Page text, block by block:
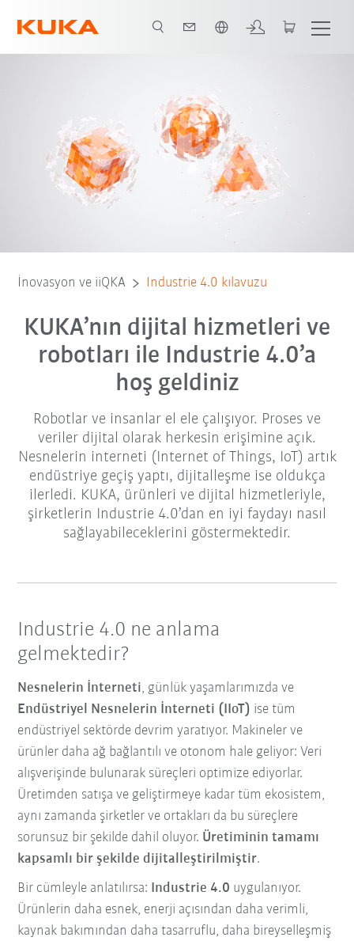
Tanım - Industrie 4.0 Avantajlar Temel unsurlar olarak robotlar
İnovasyon ve iiQKA Industrie 4.0 kılavuzu
KUKA’nın dijital hizmetleri ve
robotları ile Industrie 4.0’a
hoş geldiniz
Robotlar ve insanlar el ele çalışıyor. Proses ve
veriler dijital olarak herkesin erişimine açık.
Nesnelerin interneti (Internet of Things, IoT) artık
endüstriye geçiş yaptı, dijitalleşme ise oldukça
ilerledi. KUKA, ürünleri ve dijital hizmetleriyle,
şirketlerin Industrie 4.0’dan en iyi faydayı nasıl
sağlayabileceklerini göstermektedir.
Industrie 4.0 ne anlama
gelmektedir?
Nesnelerin İnterneti, günlük yaşamlarımızda ve
Endüstriyel Nesnelerin İnterneti (IIoT) ise tüm
endüstriyel sektörde devrim yaratıyor. Makineler ve
ürünler daha ağ bağlantılı ve otonom hale geliyor: Veri
alışverişinde bulunarak süreçleri optimize ediyorlar.
Üretimden satışa ve geliştirmeye kadar tüm ekosistem,
aynı zamanda şirketler ve ortakları da bu süreçlere
sorunsuz bir şekilde dahil oluyor. Üretiminin tamamı
kapsamlı bir şekilde dijitalleştirilmiştir.
Bir cümleyle anlatılırsa: Industrie 4.0 uygulanıyor.
Ürünlerin daha esnek, enerji açısından daha verimli,
kaynak bakımından daha tasarruflu, daha bireyselleşmiş